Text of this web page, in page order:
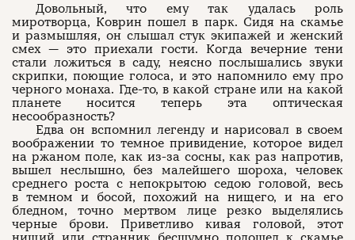
Довольный, что ему так удалась роль
миротворца, Коврин пошел в парк. Сидя на скамье
и размышляя, он слышал стук экипажей и женский
смех — это приехали гости. Когда вечерние тени
стали ложиться в саду, неясно послышались звуки
скрипки, поющие голоса, и это напомнило ему про
черного монаха. Где-то, в какой стране или на какой
планете носится теперь эта оптическая
несообразность?
Едва он вспомнил легенду и нарисовал в своем
воображении то темное привидение, которое видел
на ржаном поле, как из-за сосны, как раз напротив,
вышел неслышно, без малейшего шороха, человек
среднего роста с непокрытою седою головой, весь
в темном и босой, похожий на нищего, и на его
бледном, точно мертвом лице резко выделялись
черные брови. Приветливо кивая головой, этот